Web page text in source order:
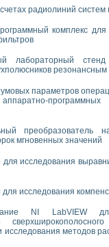
радиолиний
комплекс
лабораторный
параметров
программных
преобразователь
мгновенных значений
исследования
исследования
NI LabVIEW
сверхширокополосного
исследования методов